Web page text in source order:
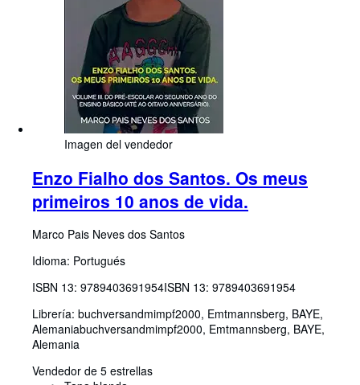
Imagen del vendedor
Enzo Fialho dos Santos. Os meus
primeiros 10 anos de vida.
Marco Pais Neves dos Santos
Idioma: Portugués
ISBN 13: 9789403691954ISBN 13: 9789403691954
Librería: buchversandmimpf2000, Emtmannsberg, BAYE,
Alemaniabuchversandmimpf2000, Emtmannsberg, BAYE,
Alemania
Vendedor de 5 estrellas